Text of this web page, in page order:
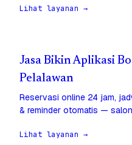
Lihat layanan →
Jasa Bikin Aplikasi
Pelalawan
Reservasi online 24 jam,
& reminder otomatis —
Lihat layanan →